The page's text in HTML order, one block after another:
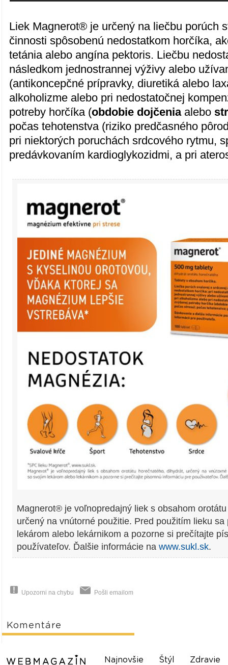
Liek Magnerot® je určený na liečbu porúch
činnosti spôsobenú nedostatkom horčíka,
tetánia alebo angína pektoris. Liečbu
následkom jednostrannej výživy alebo
(antikoncepčné prípravky, diuretiká alebo
alkoholizme alebo pri nedostatočnej
potreby horčíka (obdobie dojčeniaalebo
počas tehotenstva (riziko predčasného
pri niektorých poruchách srdcového rytmu,
predávkovaním kardioglykozidmi, a pri
Magnerot® je voľnopredajný liek s obsahom
určený na vnútorné použitie. Pred použitím lieku
lekárom alebo lekárnikom a pozorne si prečítajte
používateľov. Ďalšie informácie nawww.sukl.sk.
Upozorni na chybu Pošli emailom
Komentáre
Najnovšie Štýl Zdravie